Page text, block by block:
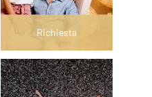
Richiesta